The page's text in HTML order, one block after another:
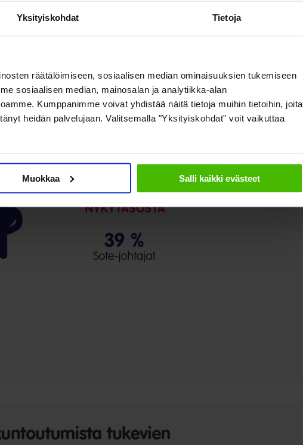
Yksityiskohdat Tietoja
räätälöimiseen, sosiaalisen median ominaisuuksien tukemiseen
sosiaalisen median, mainosalan ja analytiikka-alan
Kumppanimme voivat yhdistää näitä tietoja muihin tietoihin, joita
heidän palvelujaan. Valitsemalla "Yksityiskohdat" voit vaikuttaa
Muokkaa Salli kaikki evästeet